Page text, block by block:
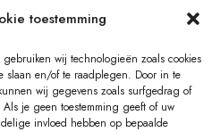
toestemming
wij technologieën zoals cookies
slaan en/of te raadplegen. Door in te
wij gegevens zoals surfgedrag of
je geen toestemming geeft of uw
invloed hebben op bepaalde
contact op!